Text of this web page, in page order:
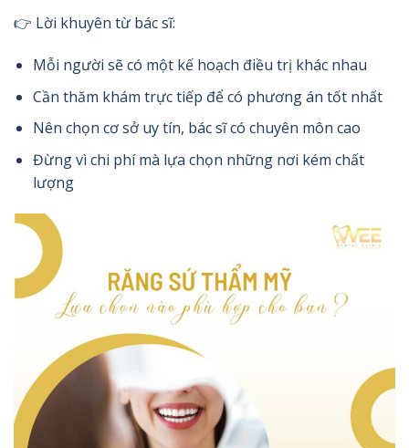
👉 Lời khuyên từ bác sĩ:
Mỗi người sẽ có một kế hoạch điều trị khác nhau
Cần thăm khám trực tiếp để có phương án tốt nhất
Nên chọn cơ sở uy tín, bác sĩ có chuyên môn cao
Đừng vì chi phí mà lựa chọn những nơi kém chất
lượng